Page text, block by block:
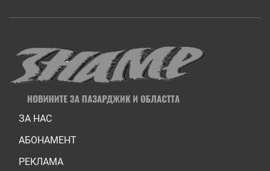
ЗА НАС
АБОНАМЕНТ
РЕКЛАМА